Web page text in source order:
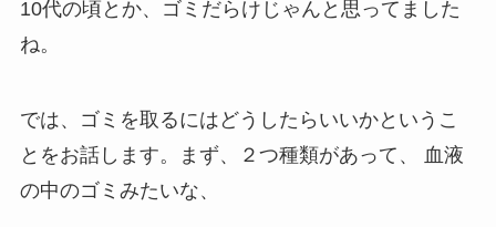
10代の頃とか、ゴミだらけじゃんと思ってました
ね。
では、ゴミを取るにはどうしたらいいかというこ
とをお話します。ま ず、２つ種類があって、 血液
の中のゴミみたいな、